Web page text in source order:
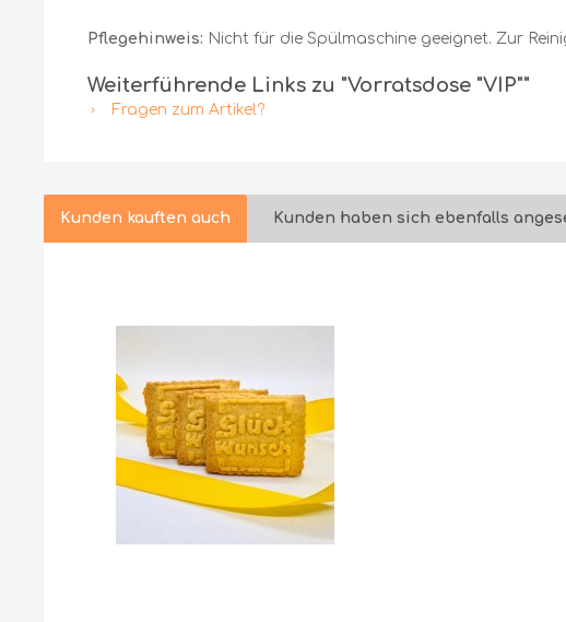
Pflegehinweis: Nicht für die Spülmaschine geeignet. Zur
Weiterführende Links zu "Vorratsdose "VIP""
Fragen zum Artikel?
Kunden kauften auch Kunden haben sich ebenfalls